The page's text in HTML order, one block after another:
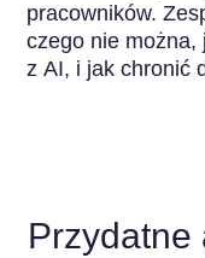
pracowników.
czego nie można,
z AI, i jak chronić
Przydatne